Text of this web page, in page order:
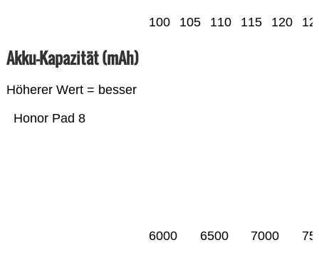
100 105 110 115 120
Akku-Kapazität (mAh)
Höherer Wert = besser
Honor Pad 8
6000 6500 7000